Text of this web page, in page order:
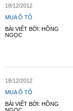
18/12/2012
MUA Ô TÔ
BÀI VIẾT BỞI: HỒNG
NGỌC
18/12/2012
MUA Ô TÔ
BÀI VIẾT BỞI: HỒNG